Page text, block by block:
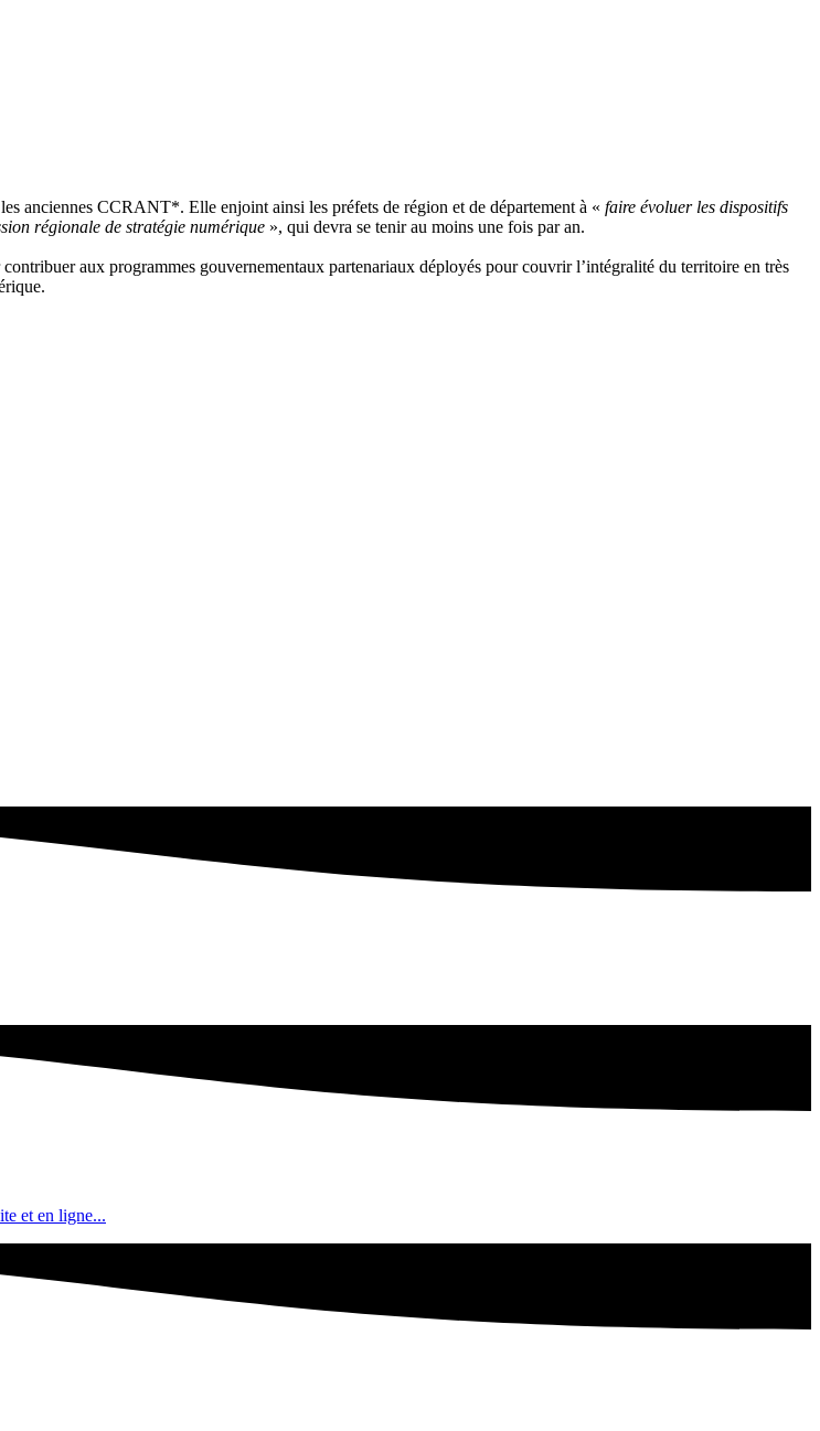
anciennes CCRANT*. Elle enjoint ainsi les préfets de région et de département à « faire évoluer les dispositifs
régionale de stratégie numérique », qui devra se tenir au moins une fois par an.
aux programmes gouvernementaux partenariaux déployés pour couvrir l’intégralité du territoire en très
et en ligne...